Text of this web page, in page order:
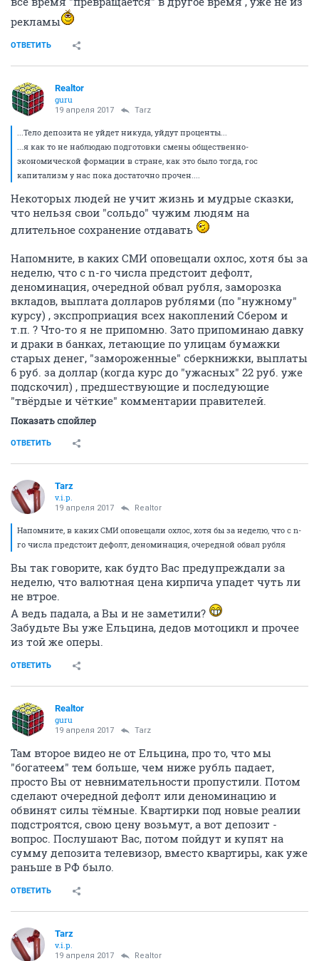
рекламы
ОТВЕТИТЬ
Realtor
guru
19 апреля 2017 Tarz
...Тело депозита не уйдет никуда, уйдут проценты...
...я как то не наблюдаю подготовки смены общественно-
экономической формации в стране, как это было тогда, гос
капитализм у нас пока достаточно прочен....
Некоторых людей не учит жизнь и мудрые сказки,
что нельзя свои "сольдо" чужим людям на
длительное сохранение отдавать
Напомните, в каких СМИ оповещали охлос, хотя бы за
неделю, что с n-го числа предстоит дефолт,
деноминация, очередной обвал рубля, заморозка
вкладов, выплата долларов рублями (по "нужному"
курсу) , экспроприация всех накоплений Сбером и
т.п. ? Что-то я не припомню. Зато припоминаю давку
и драки в банках, летающие по улицам бумажки
старых денег, "замороженные" сберкнижки, выплаты
6 руб. за доллар (когда курс до "ужасных" 22 руб. уже
подскочил) , предшествующие и последующие
"твёрдые и чёткие" комментарии правителей.
Показать спойлер
ОТВЕТИТЬ
Tarz
v.i.p.
19 апреля 2017 Realtor
Напомните, в каких СМИ оповещали охлос, хотя бы за неделю, что с n-
го числа предстоит дефолт, деноминация, очередной обвал рубля
Вы так говорите, как будто Вас предупреждали за
неделю, что валютная цена кирпича упадет чуть ли
не втрое.
А ведь падала, а Вы и не заметили?
Забудьте Вы уже Ельцина, дедов мотоцикл и прочее
из той же оперы.
ОТВЕТИТЬ
Realtor
guru
19 апреля 2017 Tarz
Там второе видео не от Ельцина, про то, что мы
"богатеем" тем больше, чем ниже рубль падает,
просто Вы от невнимательности пропустили. Потом
сделают очередной дефолт или деноминацию и
обвинят силы тёмные. Квартирки под новые реалии
подстроятся, свою цену возьмут, а вот депозит -
вопрос. Послушают Вас, потом пойдут и купят на
сумму депозита телевизор, вместо квартиры, как уже
раньше в РФ было.
ОТВЕТИТЬ
Tarz
v.i.p.
19 апреля 2017 Realtor